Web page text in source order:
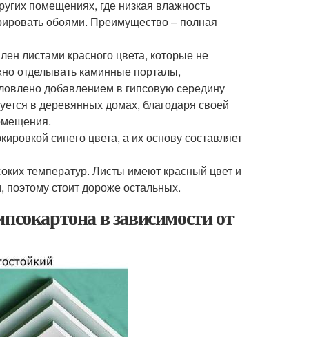
помещениях, где низкая влажность
обоями. Преимущество – полная
листами красного цвета, которые не
отделывать каминные порталы,
добавлением в гипсовую середину
в деревянных домах, благодаря своей
синего цвета, а их основу составляет
температур. Листы имеют красный цвет и
стоит дороже остальных.
в зависимости от